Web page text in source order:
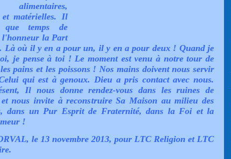
alimentaires,
et matérielles. Il
temps de
l'honneur la Part
Là où il y en a pour un, il y en a pour deux ! Quand je
je pense à toi ! Le moment est venu à notre tour de
pains et les poissons ! Nos mains doivent nous servir
qui est à genoux. Dieu a pris contact avec nous.
Il nous donne rendez-vous dans les ruines de
et nous invite à reconstruire Sa Maison au milieu des
dans un Pur Esprit de Fraternité, dans la Foi et la
!
le 13 novembre 2013, pour LTC Religion et LTC